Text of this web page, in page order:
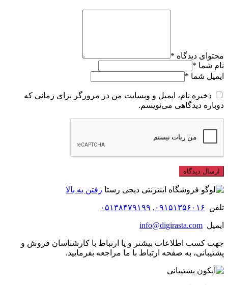
محتوای دیدگاه *
نام شما *
ایمیل شما *
ذخیره نام، ایمیل و وبسایت من در مرورگر برای زمانی که
دوباره دیدگاهی می‌نویسم.
رفتن به بالا
تلفن ۰۹۱۵۱۳۵۶۰۱۶ , ۰۵۱۳۸۴۷۹۱۹۹
ایمیل info@digirasta.com
جهت کسب اطلاعات بیشتر و یا ارتباط با کارشناسان فروش و
پشتیبانی، به صفحه ارتباط با ما مراجعه بفرمایید.